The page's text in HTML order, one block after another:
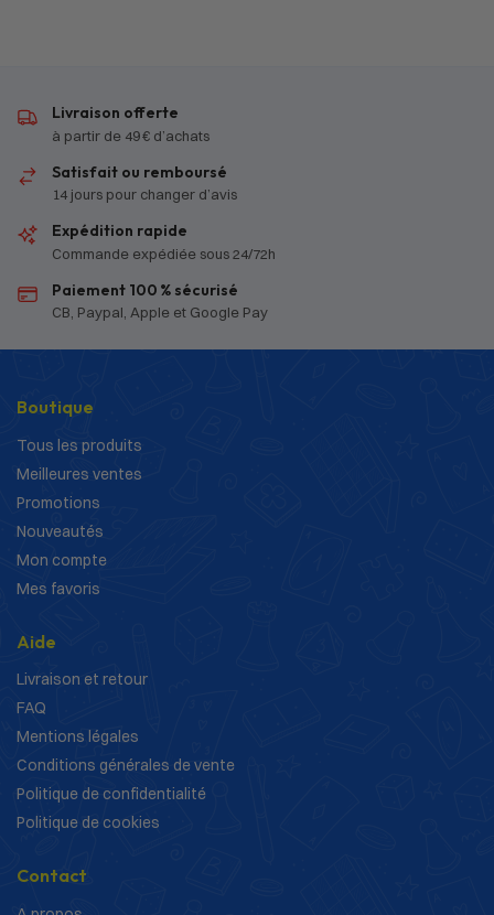
Livraison offerte
à partir de 49 € d’achats
Satisfait ou remboursé
14 jours pour changer d’avis
Expédition rapide
Commande expédiée sous 24/72h
Paiement 100 % sécurisé
CB, Paypal, Apple et Google Pay
Boutique
Tous les produits
Meilleures ventes
Promotions
Nouveautés
Mon compte
Mes favoris
Aide
Livraison et retour
FAQ
Mentions légales
Conditions générales de vente
Politique de confidentialité
Politique de cookies
Contact